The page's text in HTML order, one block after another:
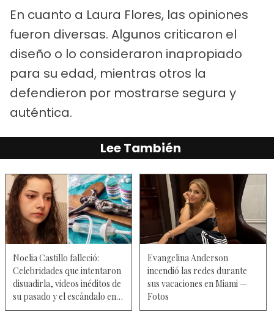
En cuanto a Laura Flores, las opiniones
fueron diversas. Algunos criticaron el
diseño o lo consideraron inapropiado
para su edad, mientras otros la
defendieron por mostrarse segura y
auténtica.
Lee También
Noelia Castillo falleció:
Celebridades que intentaron
disuadirla, videos inéditos de
su pasado y el escándalo en
el hospital
Evangelina Anderson
incendió las redes durante
sus vacaciones en Miami —
Fotos